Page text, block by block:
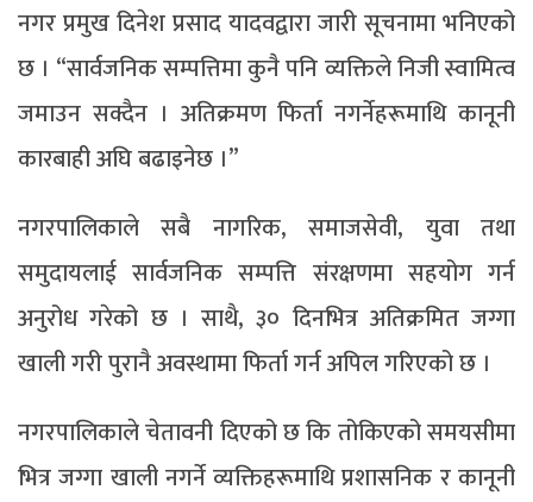
नगर प्रमुख दिनेश प्रसाद यादवद्वारा जारी सूचनामा भनिएको
छ । “सार्वजनिक सम्पत्तिमा कुनै पनि व्यक्तिले निजी स्वामित्व
जमाउन सक्दैन । अतिक्रमण फिर्ता नगर्नेहरूमाथि कानूनी
कारबाही अघि बढाइनेछ ।”
नगरपालिकाले सबै नागरिक, समाजसेवी, युवा तथा
समुदायलाई सार्वजनिक सम्पत्ति संरक्षणमा सहयोग गर्न
अनुरोध गरेको छ । साथै, ३० दिनभित्र अतिक्रमित जग्गा
खाली गरी पुरानै अवस्थामा फिर्ता गर्न अपिल गरिएको छ ।
नगरपालिकाले चेतावनी दिएको छ कि तोकिएको समयसीमा
भित्र जग्गा खाली नगर्ने व्यक्तिहरूमाथि प्रशासनिक र कानूनी